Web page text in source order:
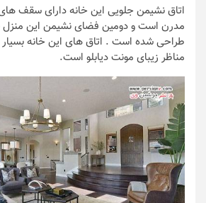
اتاق نشیمن جلویی این خانه دارای سقف های
مدرن است و دومین فضای نشیمن این منزل نیز
طراحی شده است . اتاق های این خانه بسیار
مناظر زیبای مونت دیابلو است.